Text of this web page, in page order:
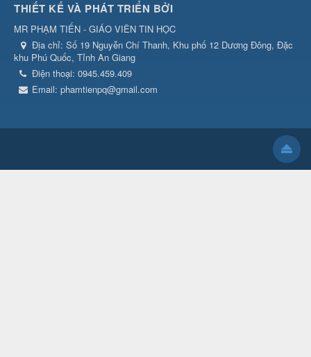
THIẾT KẾ VÀ PHÁT TRIỂN BỞI
MR PHẠM TIẾN - GIÁO VIÊN TIN HỌC
Địa chỉ: Số 19 Nguyễn Chí Thanh, Khu phố 12 Dương Đông, Đặc
khu Phú Quốc, Tỉnh An Giang
Điện thoại: 0945.459.409
Email: phamtienpq@gmail.com